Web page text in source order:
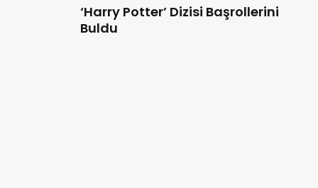
‘Harry Potter’ Dizisi Başrollerini
Buldu